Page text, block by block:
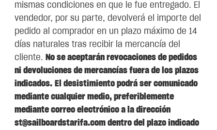
mismas condiciones en que le fue entregado. El
vendedor, por su parte, devolverá el importe del
pedido al comprador en un plazo máximo de 14
días naturales tras recibir la mercancía del
cliente. No se aceptarán revocaciones de pedidos
ni devoluciones de mercancías fuera de los plazos
indicados. El desistimiento podrá ser comunicado
mediante cualquier medio, preferiblemente
mediante correo electrónico a la dirección
st@sailboardstarifa.com dentro del plazo indicado